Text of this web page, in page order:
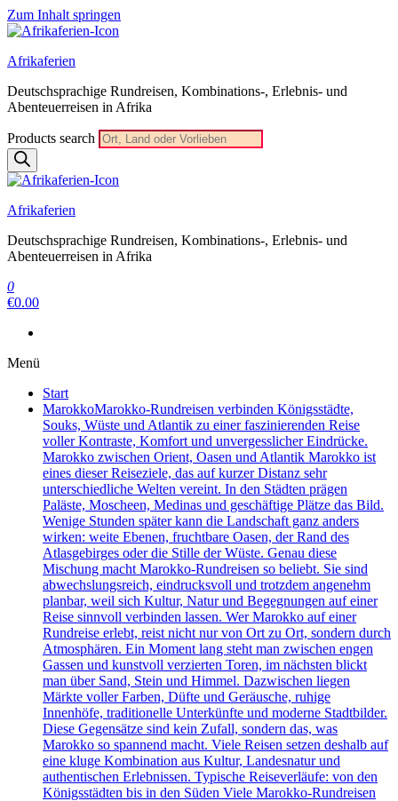
Zum Inhalt springen
Afrikaferien
Deutschsprachige Rundreisen, Kombinations-, Erlebnis- und
Abenteuerreisen in Afrika
Products search
Afrikaferien
Deutschsprachige Rundreisen, Kombinations-, Erlebnis- und
Abenteuerreisen in Afrika
0
€0.00
Menü
Start
MarokkoMarokko-Rundreisen verbinden Königsstädte,
Souks, Wüste und Atlantik zu einer faszinierenden Reise
voller Kontraste, Komfort und unvergesslicher Eindrücke.
Marokko zwischen Orient, Oasen und Atlantik Marokko ist
eines dieser Reiseziele, das auf kurzer Distanz sehr
unterschiedliche Welten vereint. In den Städten prägen
Paläste, Moscheen, Medinas und geschäftige Plätze das Bild.
Wenige Stunden später kann die Landschaft ganz anders
wirken: weite Ebenen, fruchtbare Oasen, der Rand des
Atlasgebirges oder die Stille der Wüste. Genau diese
Mischung macht Marokko-Rundreisen so beliebt. Sie sind
abwechslungsreich, eindrucksvoll und trotzdem angenehm
planbar, weil sich Kultur, Natur und Begegnungen auf einer
Reise sinnvoll verbinden lassen. Wer Marokko auf einer
Rundreise erlebt, reist nicht nur von Ort zu Ort, sondern durch
Atmosphären. Ein Moment lang steht man zwischen engen
Gassen und kunstvoll verzierten Toren, im nächsten blickt
man über Sand, Stein und Himmel. Dazwischen liegen
Märkte voller Farben, Düfte und Geräusche, ruhige
Innenhöfe, traditionelle Unterkünfte und moderne Stadtbilder.
Diese Gegensätze sind kein Zufall, sondern das, was
Marokko so spannend macht. Viele Reisen setzen deshalb auf
eine kluge Kombination aus Kultur, Landesnatur und
authentischen Erlebnissen. Typische Reiseverläufe: von den
Königsstädten bis in den Süden Viele Marokko-Rundreisen